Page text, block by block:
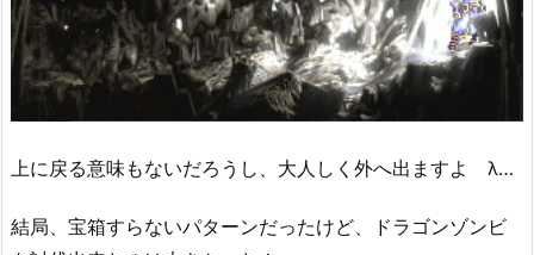
上に戻る意味もないだろうし、大人しく外へ出ますよ λ…
結局、宝箱すらないパターンだったけど、ドラゴンゾンビ